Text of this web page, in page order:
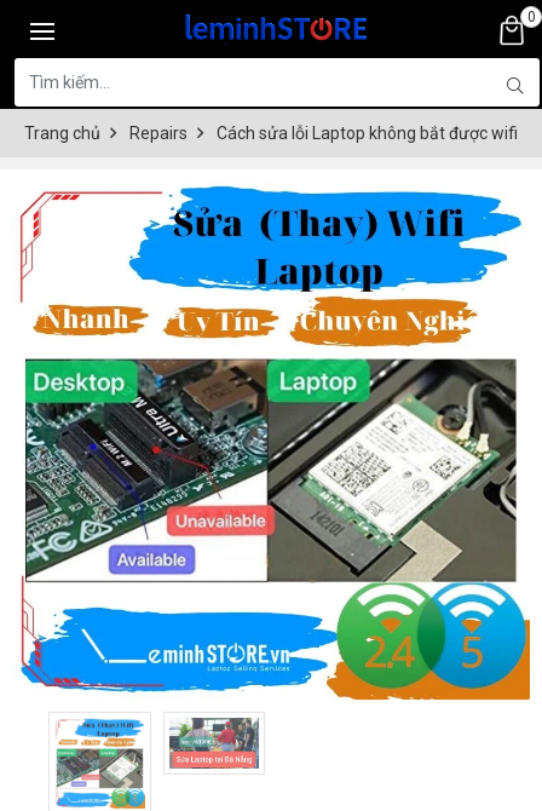
0
Trang chủ Repairs Cách sửa lỗi Laptop không bắt được wifi